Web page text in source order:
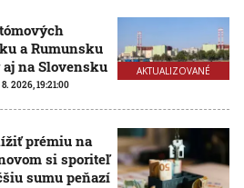
AKTUALIZOVANÉ
a Rumunsku
na Slovensku
8. 2026, 19:21:00
prémiu na
si sporiteľ
sumu peňazí